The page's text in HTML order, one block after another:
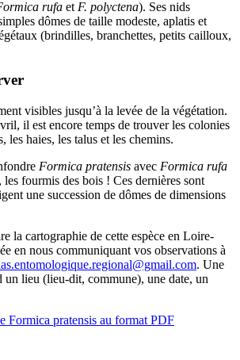
rufa et F. polyctena). Ses nids
dômes de taille modeste, aplatis et
(brindilles, branchettes, petits cailloux,
visibles jusqu’à la levée de la végétation.
il est encore temps de trouver les colonies
les haies, les talus et les chemins.
Formica pratensis avec Formica rufa
, les fourmis des bois ! Ces dernières sont
une succession de dômes de dimensions
la cartographie de cette espèce en Loire-
en nous communiquant vos observations à
. Une
un lieu (lieu-dit, commune), une date, un
Formica pratensis au format PDF